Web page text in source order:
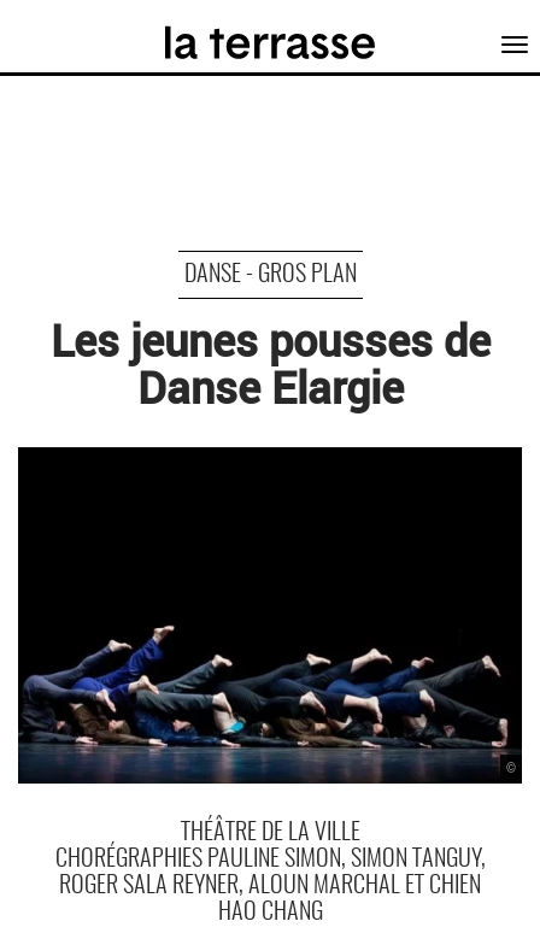
DANSE - GROS PLAN
Les jeunes pousses de
Danse Elargie
©
THÉÂTRE DE LA VILLE
CHORÉGRAPHIES PAULINE SIMON, SIMON TANGUY,
ROGER SALA REYNER, ALOUN MARCHAL ET CHIEN
HAO CHANG